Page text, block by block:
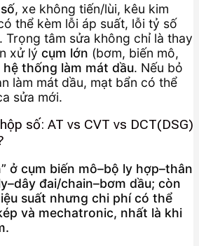
, xe không tiến/lùi, kêu kim
thể kèm lỗi áp suất, lỗi tỷ số
tâm sửa không chỉ là thay
xử lý cụm lớn (bơm, biến mô,
hệ thống làm mát dầu. Nếu bỏ
làm mát dầu, mạt bẩn có thể
sửa mới.
số: AT vs CVT vs DCT(DSG)
ở cụm biến mô–bộ ly hợp–thân
đai/chain–bơm dầu; còn
suất nhưng chi phí có thể
và mechatronic, nhất là khi